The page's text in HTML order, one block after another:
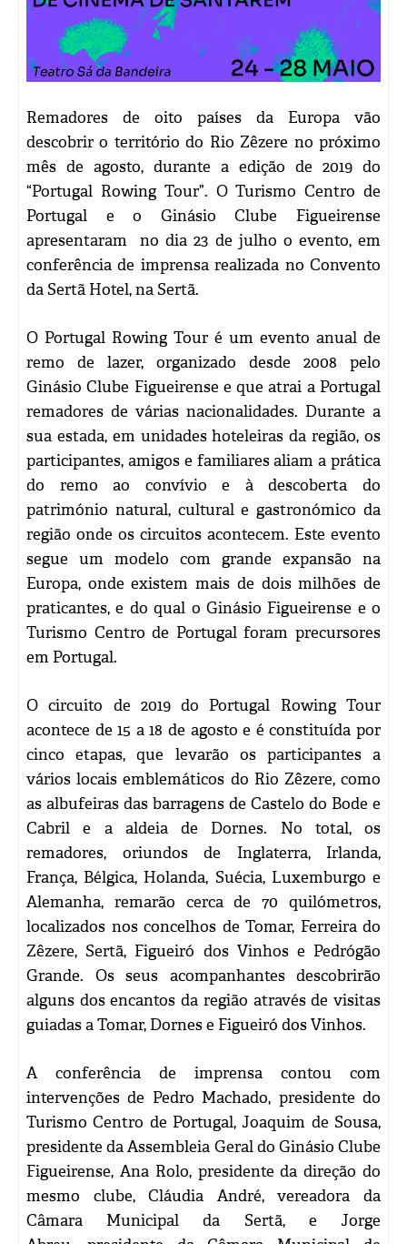
Remadores de oito países da Europa vão
descobrir o território do Rio Zêzere no próximo
mês de agosto, durante a edição de 2019 do
“Portugal Rowing Tour”. O Turismo Centro de
Portugal e o Ginásio Clube Figueirense
apresentaram no dia 23 de julho o evento, em
conferência de imprensa realizada no Convento
da Sertã Hotel, na Sertã.
O Portugal Rowing Tour é um evento anual de
remo de lazer, organizado desde 2008 pelo
Ginásio Clube Figueirense e que atrai a Portugal
remadores de várias nacionalidades. Durante a
sua estada, em unidades hoteleiras da região, os
participantes, amigos e familiares aliam a prática
do remo ao convívio e à descoberta do
património natural, cultural e gastronómico da
região onde os circuitos acontecem. Este evento
segue um modelo com grande expansão na
Europa, onde existem mais de dois milhões de
praticantes, e do qual o Ginásio Figueirense e o
Turismo Centro de Portugal foram precursores
em Portugal.
O circuito de 2019 do Portugal Rowing Tour
acontece de 15 a 18 de agosto e é constituída por
cinco etapas, que levarão os participantes a
vários locais emblemáticos do Rio Zêzere, como
as albufeiras das barragens de Castelo do Bode e
Cabril e a aldeia de Dornes. No total, os
remadores, oriundos de Inglaterra, Irlanda,
França, Bélgica, Holanda, Suécia, Luxemburgo e
Alemanha, remarão cerca de 70 quilómetros,
localizados nos concelhos de Tomar, Ferreira do
Zêzere, Sertã, Figueiró dos Vinhos e Pedrógão
Grande. Os seus acompanhantes descobrirão
alguns dos encantos da região através de visitas
guiadas a Tomar, Dornes e Figueiró dos Vinhos.
A conferência de imprensa contou com
intervenções de Pedro Machado, presidente do
Turismo Centro de Portugal, Joaquim de Sousa,
presidente da Assembleia Geral do Ginásio Clube
Figueirense, Ana Rolo, presidente da direção do
mesmo clube, Cláudia André, vereadora da
Câmara Municipal da Sertã, e Jorge